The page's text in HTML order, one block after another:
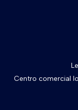
Centro comercial